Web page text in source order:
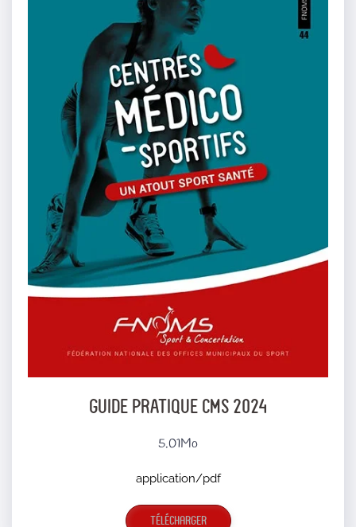
GUIDE PRATIQUE CMS 2024
5.01Mo
application/pdf
Télécharger